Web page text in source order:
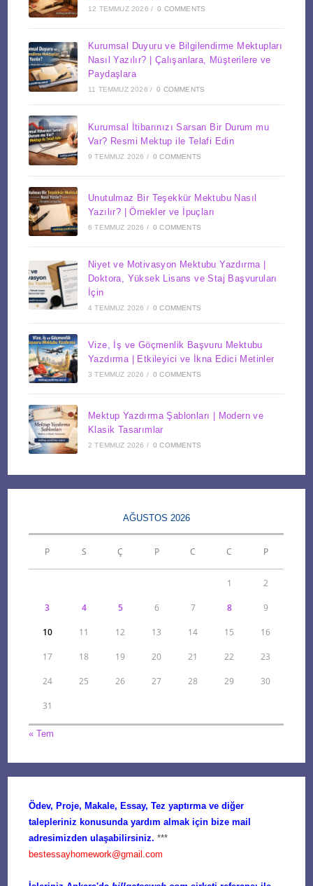
12 TEMMUZ 2026 / 0 COMMENTS
Kurumsal Duyuru ve Bilgilendirme Mektupları
Nasıl Yazılır? | Çalışanlara, Müşterilere ve
Paydaşlara
11 TEMMUZ 2026 / 0 COMMENTS
Kurumsal İtibarınızı Sarsan Bir Durum mu
Var? Resmi Mektup ile Telafi Edin
9 TEMMUZ 2026 / 0 COMMENTS
Unutulmaz Bir Teşekkür Mektubu Nasıl
Yazılır? | Örnekler ve İpuçları
6 TEMMUZ 2026 / 0 COMMENTS
Niyet ve Motivasyon Mektubu Yazdırma |
Doktora, Yüksek Lisans ve Staj Başvuruları
İçin
4 TEMMUZ 2026 / 0 COMMENTS
Vize, İş ve Göçmenlik Başvuru Mektubu
Yazdırma | Etkileyici ve İkna Edici Metinler
3 TEMMUZ 2026 / 0 COMMENTS
Mektup Yazdırma Şablonları | Modern ve
Klasik Tasarımlar
2 TEMMUZ 2026 / 0 COMMENTS
AĞUSTOS 2026
P S Ç P C C P
1 2
3 4 5 6 7 8 9
10 11 12 13 14 15 16
17 18 19 20 21 22 23
24 25 26 27 28 29 30
31
« Tem
Ödev, Proje, Makale, Essay, Tez yaptırma ve diğer
talepleriniz konusunda yardım almak için bize mail
adresimizden ulaşabilirsiniz. ***
bestessayhomework@gmail.com